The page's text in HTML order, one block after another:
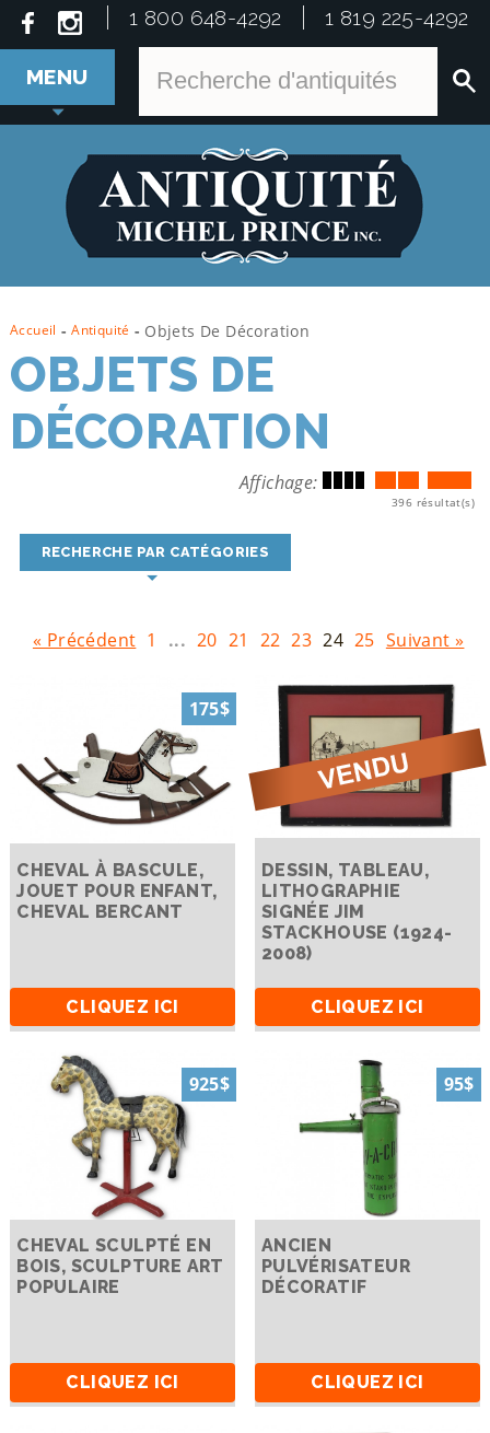
1 800 648-4292 1 819 225-4292
MENU
Accueil - Antiquité - Objets De Décoration
OBJETS DE
DÉCORATION
Affichage:
396 résultat(s)
RECHERCHE PAR CATÉGORIES
« Précédent 1 ... 20 21 22 23 24 25 Suivant »
175$
CHEVAL À BASCULE,
JOUET POUR ENFANT,
CHEVAL BERCANT
CLIQUEZ ICI
DESSIN, TABLEAU,
LITHOGRAPHIE
SIGNÉE JIM
STACKHOUSE (1924-
2008)
CLIQUEZ ICI
925$
CHEVAL SCULPTÉ EN
BOIS, SCULPTURE ART
POPULAIRE
CLIQUEZ ICI
95$
ANCIEN
PULVÉRISATEUR
DÉCORATIF
CLIQUEZ ICI